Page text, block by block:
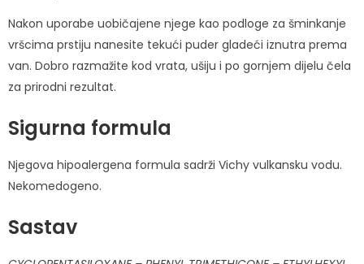
Nakon uporabe uobičajene njege kao podloge za šminkanje
vršcima prstiju nanesite tekući puder gladeći iznutra prema
van. Dobro razmažite kod vrata, ušiju i po gornjem dijelu čela
za prirodni rezultat.
Sigurna formula
Njegova hipoalergena formula sadrži Vichy vulkansku vodu.
Nekomedogeno.
Sastav